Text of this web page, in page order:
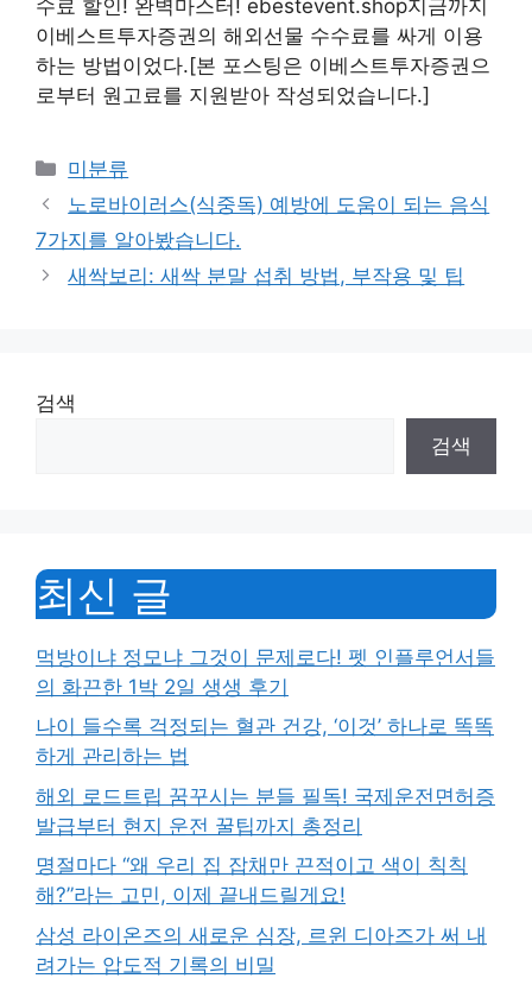
수료 할인! 완벽마스터! ebestevent.shop지금까지
이베스트투자증권의 해외선물 수수료를 싸게 이용
하는 방법이었다.[본 포스팅은 이베스트투자증권으
로부터 원고료를 지원받아 작성되었습니다.]
Categories
미분류
노로바이러스(식중독) 예방에 도움이 되는 음식
7가지를 알아봤습니다.
새싹보리: 새싹 분말 섭취 방법, 부작용 및 팁
검색
검색
최신 글
먹방이냐 정모냐 그것이 문제로다! 펫 인플루언서들
의 화끈한 1박 2일 생생 후기
나이 들수록 걱정되는 혈관 건강, ‘이것’ 하나로 똑똑
하게 관리하는 법
해외 로드트립 꿈꾸시는 분들 필독! 국제운전면허증
발급부터 현지 운전 꿀팁까지 총정리
명절마다 “왜 우리 집 잡채만 끈적이고 색이 칙칙
해?”라는 고민, 이제 끝내드릴게요!
삼성 라이온즈의 새로운 심장, 르윈 디아즈가 써 내
려가는 압도적 기록의 비밀